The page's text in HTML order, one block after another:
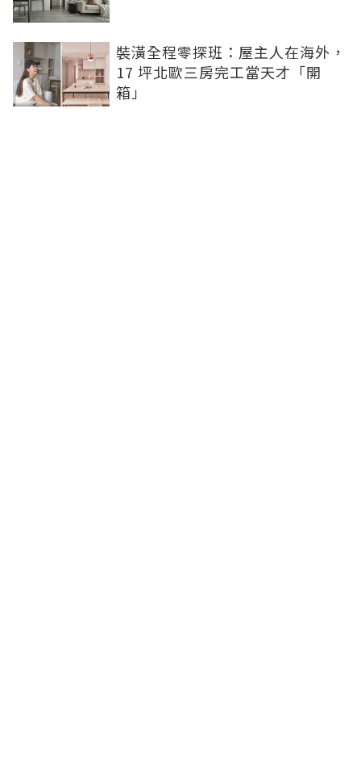
裝潢全程零探班：屋主人在海外，
17 坪北歐三房完工當天才「開
箱」